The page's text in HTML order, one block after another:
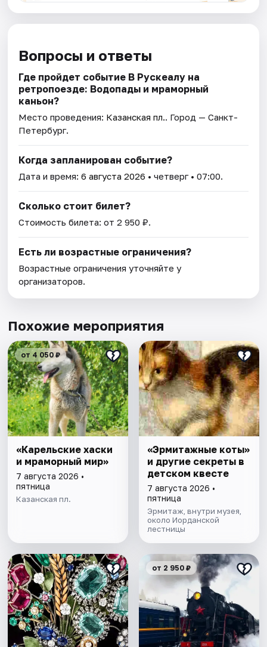
Вопросы и ответы
Где пройдет событие В Рускеалу на
ретропоезде: Водопады и мраморный
каньон?
Место проведения: Казанская пл.. Город — Санкт-
Петербург.
Когда запланирован событие?
Дата и время:6 августа 2026 • четверг • 07:00.
Сколько стоит билет?
Стоимость билета: от 2 950 ₽.
Есть ли возрастные ограничения?
Возрастные ограничения уточняйте у
организаторов.
Похожие мероприятия
от 4 050 ₽
«Карельские хаски
и мраморный мир»
7 августа 2026 •
пятница
Казанская пл.
«Эрмитажные коты»
и другие секреты в
детском квесте
7 августа 2026 •
пятница
Эрмитаж, внутри музея,
около Иорданской
лестницы
от 2 950 ₽